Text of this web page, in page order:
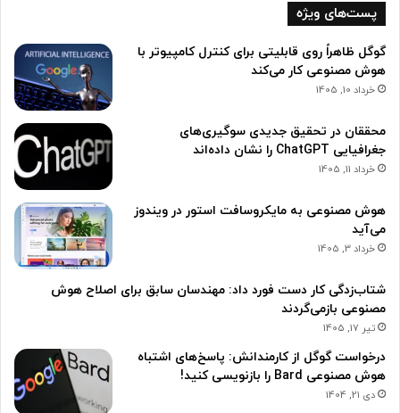
پست‌های ویژه
گوگل ظاهراً روی قابلیتی برای کنترل کامپیوتر با
هوش مصنوعی کار می‌کند
خرداد 10, 1405
محققان در تحقیق جدیدی سوگیری‌های
جغرافیایی ChatGPT را نشان داده‌اند
خرداد 11, 1405
هوش مصنوعی به مایکروسافت استور در ویندوز
می‌آید
خرداد 3, 1405
شتاب‌زدگی کار دست فورد داد: مهندسان سابق برای اصلاح هوش
مصنوعی بازمی‌گردند
تیر 17, 1405
درخواست گوگل از کارمندانش: پاسخ‌های اشتباه
هوش مصنوعی Bard را بازنویسی کنید!
دی 21, 1404